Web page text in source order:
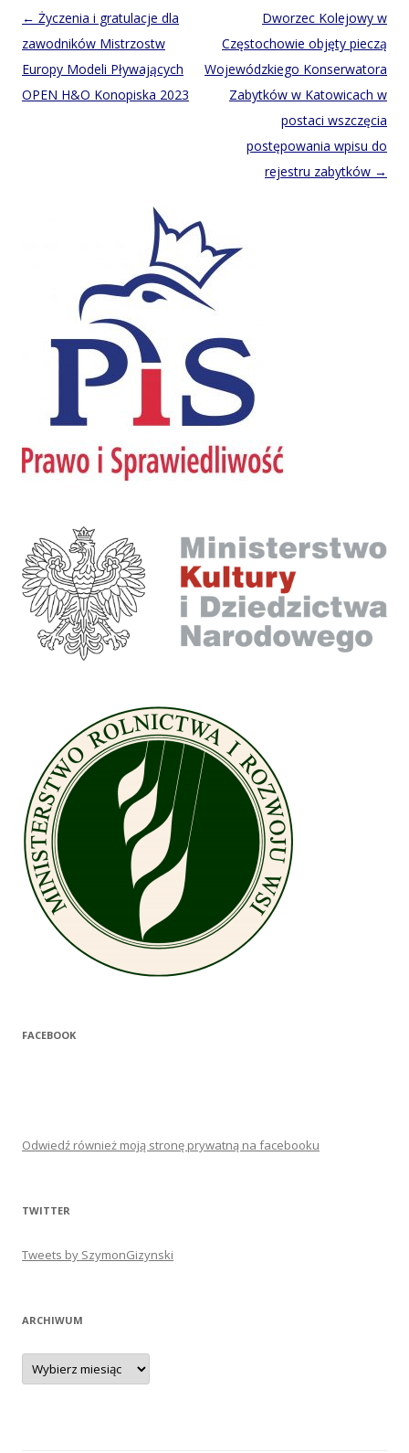
Post
navigation
← Życzenia i gratulacje dla
zawodników Mistrzostw
Europy Modeli Pływających
OPEN H&O Konopiska 2023
Dworzec Kolejowy w
Częstochowie objęty pieczą
Wojewódzkiego Konserwatora
Zabytków w Katowicach w
postaci wszczęcia
postępowania wpisu do
rejestru zabytków →
FACEBOOK
Odwiedź również moją stronę prywatną na facebooku
TWITTER
Tweets by SzymonGizynski
ARCHIWUM
Archiwum